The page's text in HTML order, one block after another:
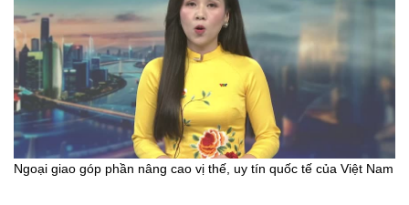
Ngoại giao góp phần nâng cao vị thế, uy tín quốc tế của Việt Nam